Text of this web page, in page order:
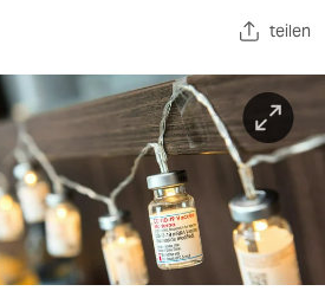
teilen